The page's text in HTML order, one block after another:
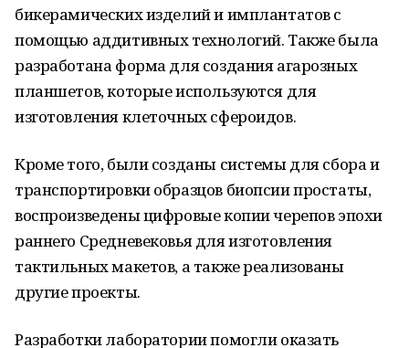
бикерамических изделий и имплантатов с
помощью аддитивных технологий. Также была
разработана форма для создания агарозных
планшетов, которые используются для
изготовления клеточных сфероидов.
Кроме того, были созданы системы для сбора и
транспортировки образцов биопсии простаты,
воспроизведены цифровые копии черепов эпохи
раннего Средневековья для изготовления
тактильных макетов, а также реализованы
другие проекты.
Разработки лаборатории помогли оказать